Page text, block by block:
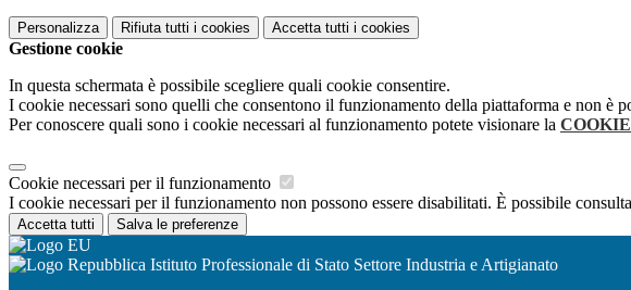
Personalizza Rifiuta tutti i cookies Accetta tutti i cookies
Gestione cookie
In questa schermata è possibile scegliere quali cookie consentire.
I cookie necessari sono quelli che consentono il funzionamento della piattaforma e non è
Per conoscere quali sono i cookie necessari al funzionamento potete visionare la
Cookie necessari per il funzionamento
I cookie necessari per il funzionamento non possono essere disabilitati. È possibile
Accetta tutti Salva le preferenze
Istituto Professionale di Stato Settore Industria e Artigianato